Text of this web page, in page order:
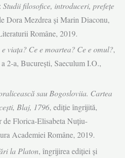
Studii filosofice, introduceri, prefeţe
Dora Mezdrea şi Marin Diaconu,
Române, 2019.
viaţa? Ce e moartea? Ce e omul?,
2-a, Bucureşti, Saeculum I.O.,
sau Bogosloviia. Cartea
Blaj, 1796, ediţie îngrijită,
de Florica-Elisabeta Nuţiu-
Academiei Române, 2019.
la Platon, îngrijirea ediţiei şi